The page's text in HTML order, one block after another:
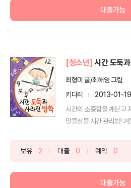
대출가능
[청소년] 시간 도둑
최형미 글/최해영 그림
키다리
2013-01-19
시간의 소중함을 깨닫고
알뜰살뜰 시간 관리법!
보유 2 대출 0 예약 0
대출가능